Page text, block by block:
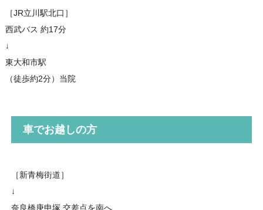
［JR立川駅北口］
西武バス 約17分
↓
東大和市駅
（徒歩約2分）当院
車でお越しの方
［新青梅街道］
↓
奈良橋庚申塚 交差点を南へ